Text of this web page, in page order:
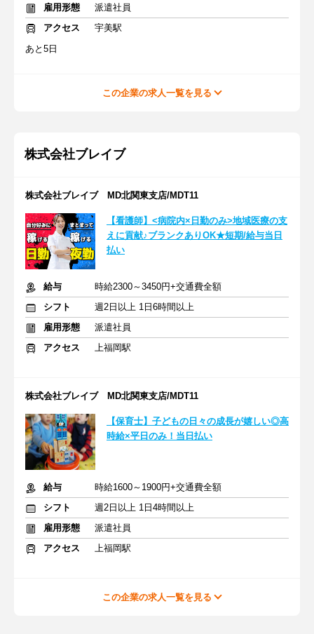
雇用形態
派遣社員
アクセス
宇美駅
あと5日
この企業の求人一覧を見る
株式会社ブレイブ
株式会社ブレイブ MD北関東支店/MDT11
【看護師】<病院内×日勤のみ>地域医療の支
えに貢献♪ブランクありOK★短期/給与当日
払い
給与
時給2300～3450円+交通費全額
シフト
週2日以上 1日6時間以上
雇用形態
派遣社員
アクセス
上福岡駅
株式会社ブレイブ MD北関東支店/MDT11
【保育士】子どもの日々の成長が嬉しい◎高
時給×平日のみ！当日払い
給与
時給1600～1900円+交通費全額
シフト
週2日以上 1日4時間以上
雇用形態
派遣社員
アクセス
上福岡駅
この企業の求人一覧を見る